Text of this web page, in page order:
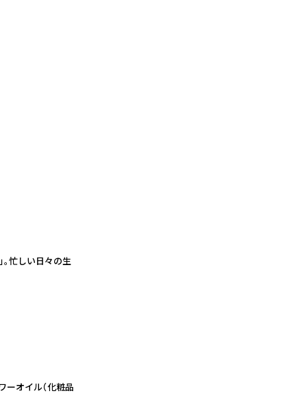
忙しい日々の生
ーオイル（化粧品